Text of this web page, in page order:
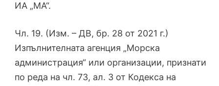
ИА „МА“.
Чл. 19. (Изм. – ДВ, бр. 28 от 2021 г.)
Изпълнителната агенция „Морска
администрация“ или организации, признати
по реда на чл. 73, ал. 3 от Кодекса на